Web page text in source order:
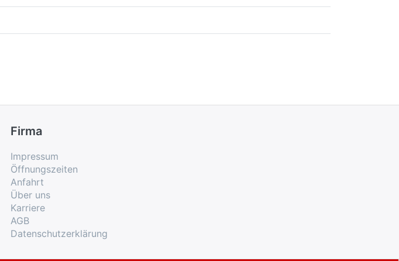
Firma
Impressum
Öffnungszeiten
Anfahrt
Über uns
Karriere
AGB
Datenschutzerklärung